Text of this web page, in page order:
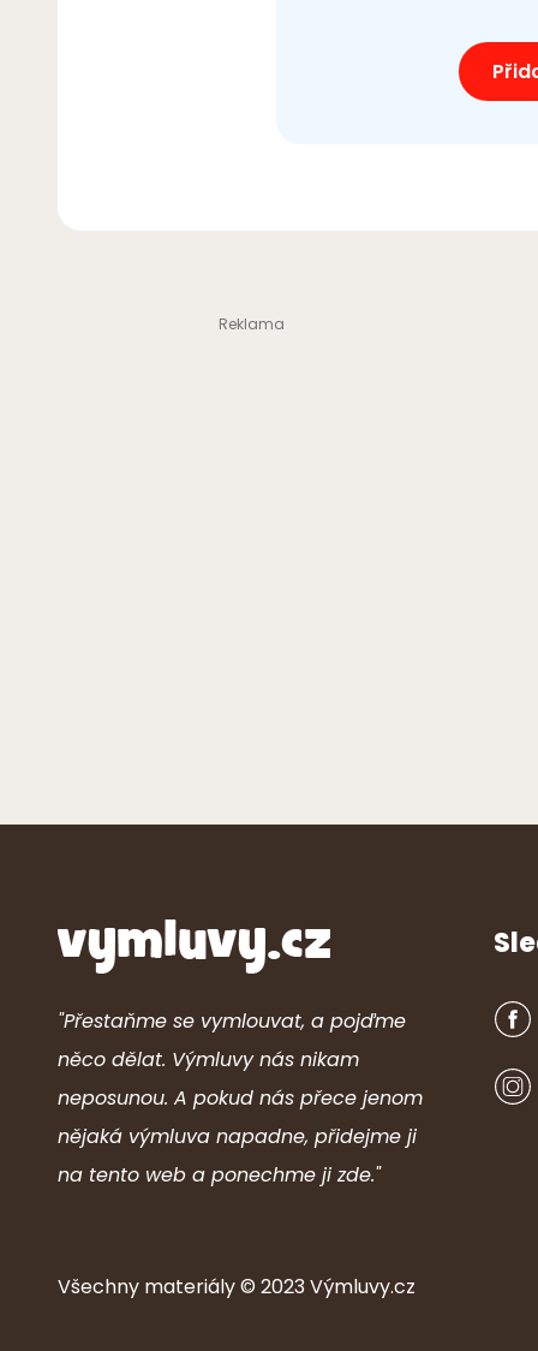
"Přestaňme se vymlouvat, a pojďme
něco dělat. Výmluvy nás nikam
neposunou. A pokud nás přece jenom
nějaká výmluva napadne, přidejme ji
na tento web a ponechme ji zde."
Všechny materiály © 2023Výmluvy.cz